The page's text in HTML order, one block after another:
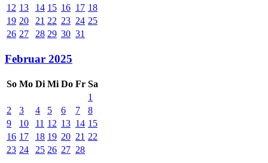
12 13 14 15 16 17 18
19 20 21 22 23 24 25
26 27 28 29 30 31
Februar 2025
So Mo Di Mi Do Fr Sa
1
2
3 4 5 6 7
8
9
10 11 12 13 14 15
16 17 18 19 20 21 22
23 24 25 26 27 28